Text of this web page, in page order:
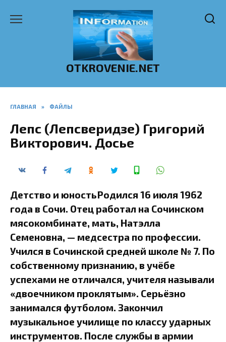
OTKROVENIE.NET
ГЛАВНАЯ » ФАЙЛЫ
Лепс (Лепсверидзе) Григорий
Викторович. Досье
Детство и юностьРодился 16 июля 1962
года в Сочи. Отец работал на Сочинском
мясокомбинате, мать, Натэлла
Семеновна, — медсестра по профессии.
Учился в Сочинской средней школе № 7. По
собственному признанию, в учёбе
успехами не отличался, учителя называли
«двоечником проклятым». Серьёзно
занимался футболом. Закончил
музыкальное училище по классу ударных
инструментов. После службы в армии